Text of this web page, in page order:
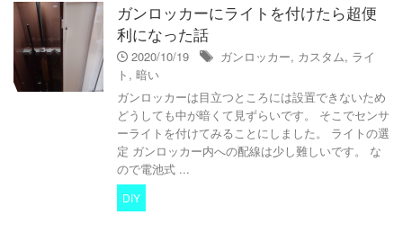
ガンロッカーにライトを付けたら超便
利になった話
2020/10/19 ガンロッカー, カスタム, ライ
ト , 暗い
ガンロッカーは目立つところには設置できないため
どうしても中が暗くて見ずらいです。 そこでセンサ
ーライトを付けてみることにしました。 ライトの選
定 ガンロッカー内への配線は少し難しいです。 な
ので電池式 ...
DIY